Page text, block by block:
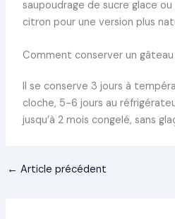
saupoudrage de sucre glace
citron pour une version plus
Comment conserver un
Il se conserve 3 jours à
cloche, 5-6 jours au
jusqu’à 2 mois congelé, sans
← Article précédent